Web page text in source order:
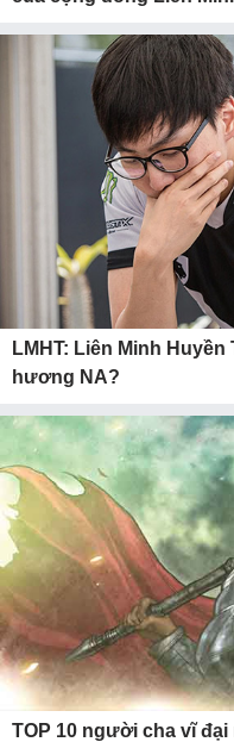
LMHT: Liên Minh
hương NA?
TOP 10 người cha vĩ